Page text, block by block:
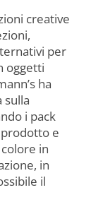
creative
per
oggetti
ha
sulla
i pack
e
in
in
il